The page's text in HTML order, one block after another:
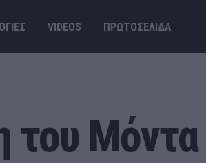
VIDEOS ΠΡΩΤΟΣΕΛΙΔΑ
του Μόντα